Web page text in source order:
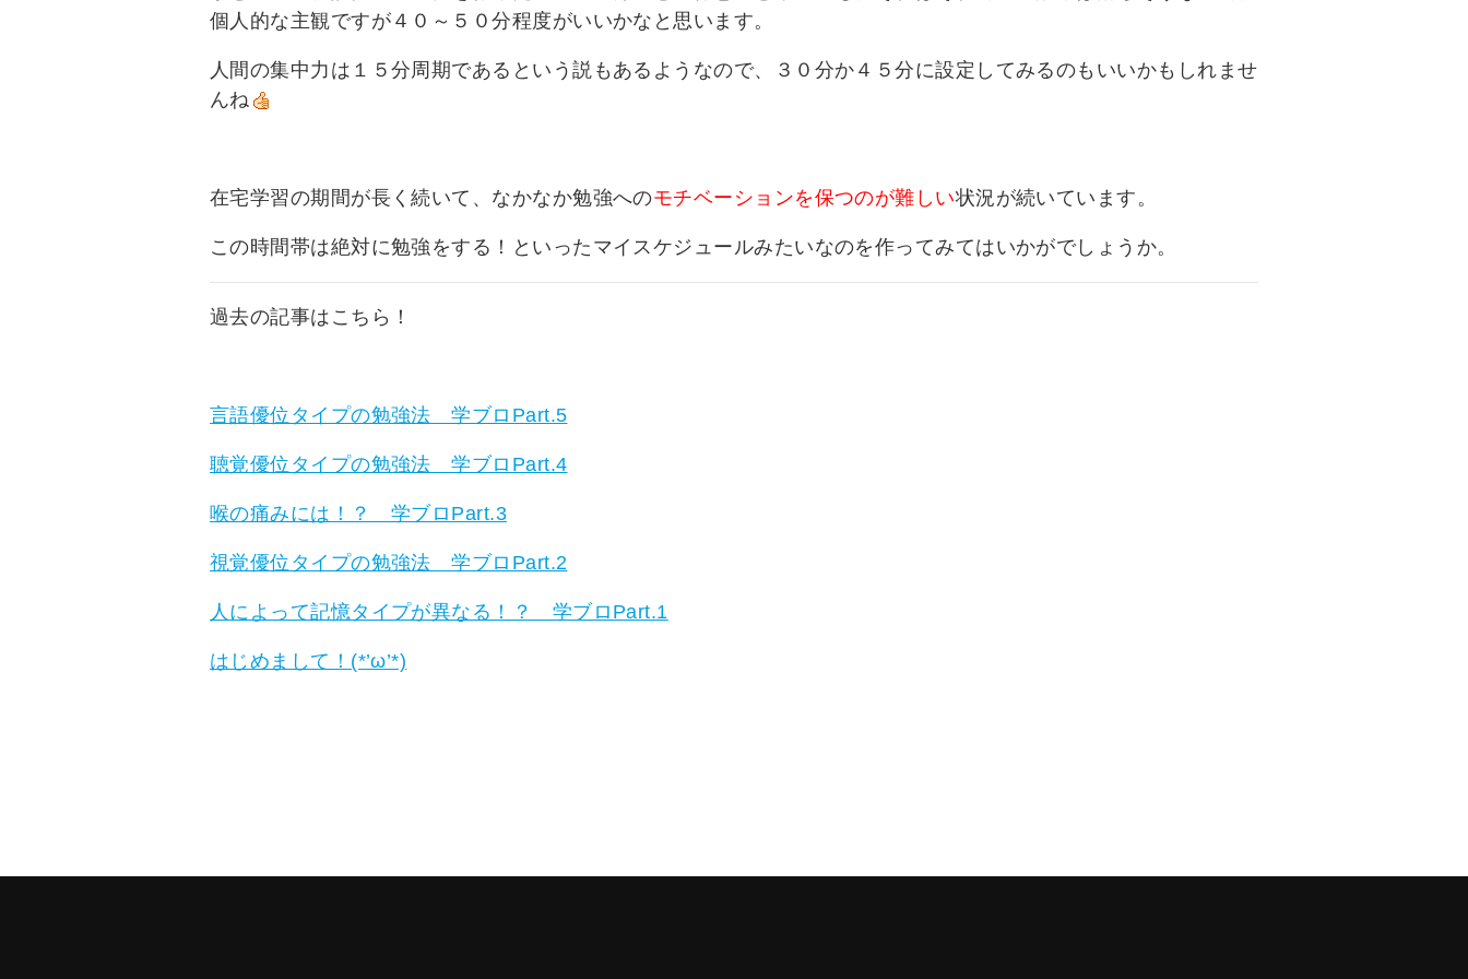
個人的な主観ですが４０～５０分程度がいいかなと思います。
人間の集中力は１５分周期であるという説もあるようなので、３０分か４５分に設定してみるのもいいかもしれませ
んね
在宅学習の期間が長く続いて、なかなか勉強へのモチベーションを保つのが難しい状況が続いています。
この時間帯は絶対に勉強をする！といったマイスケジュールみたいなのを作ってみてはいかがでしょうか。
過去の記事はこちら！
言語優位タイプの勉強法 学ブロPart.5
聴覚優位タイプの勉強法 学ブロPart.4
喉の痛みには！？ 学ブロPart.3
視覚優位タイプの勉強法 学ブロPart.2
人によって記憶タイプが異なる！？ 学ブロPart.1
はじめまして！(*’ω’*)